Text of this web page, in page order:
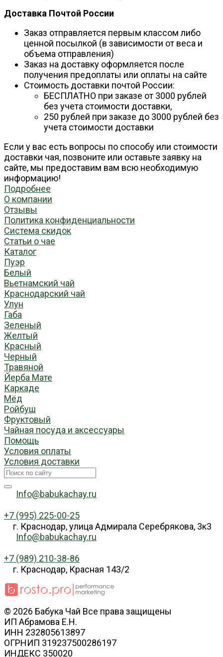
Доставка Почтой России
Заказ отправляется первым классом либо
ценной посылкой (в зависимости от веса и
объема отправления)
Заказ на доставку оформляется после
получения предоплаты или оплаты на сайте
Стоимость доставки почтой России:
БЕСПЛАТНО при заказе от 3000 рублей
без учета стоимости доставки,
250 рублей при заказе до 3000 рублей без
учета стоимости доставки
Если у вас есть вопросы по способу или стоимости
доставки чая, позвоните или оставьте заявку на
сайте, мы предоставим вам всю необходимую
информацию!
Подробнее
О компании
Отзывы
Политика конфиденциальности
Система скидок
Статьи о чае
Каталог
Пуэр
Белый
Вьетнамский чай
Краснодарский чай
Улун
Габа
Зеленый
Желтый
Красный
Черный
Травяной
Йерба Мате
Каркаде
Мёд
Ройбуш
Фруктовый
Чайная посуда и аксессуары
Помощь
Условия оплаты
Условия доставки
Info@babukachay.ru
+7 (995) 225-00-25
г. Краснодар, улица Адмирала Серебрякова, 3к3
Info@babukachay.ru
+7 (989) 210-38-86
г. Краснодар, Красная 143/2
© 2026 Бабука Чай Все права защищены
ИП Абрамова Е.Н.
ИНН 232805613897
ОГРНИП 319237500286197
ИНДЕКС 350020